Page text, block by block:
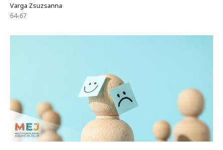
Varga Zsuzsanna
64-67